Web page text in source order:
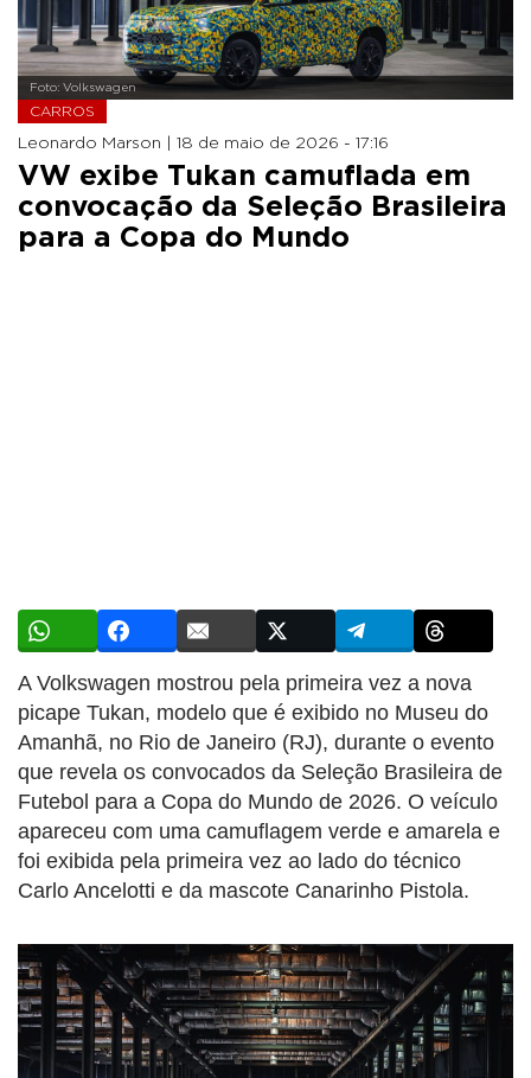
Foto: Volkswagen
CARROS
Leonardo Marson | 18 de maio de 2026 - 17:16
VW exibe Tukan camuflada em
convocação da Seleção Brasileira
para a Copa do Mundo
A Volkswagen mostrou pela primeira vez a nova
picape Tukan, modelo que é exibido no Museu do
Amanhã, no Rio de Janeiro (RJ), durante o evento
que revela os convocados da Seleção Brasileira de
Futebol para a Copa do Mundo de 2026. O veículo
apareceu com uma camuflagem verde e amarela e
foi exibida pela primeira vez ao lado do técnico
Carlo Ancelotti e da mascote Canarinho Pistola.